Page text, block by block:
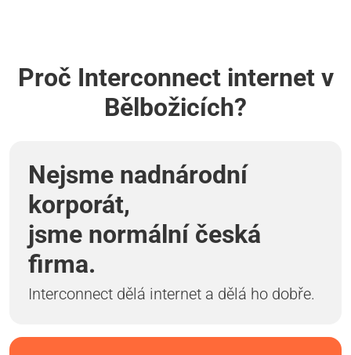
Proč Interconnect internet v
Bělbožicích?
Nejsme nadnárodní
korporát,
jsme normální česká
firma.
Interconnect dělá internet a dělá ho dobře.